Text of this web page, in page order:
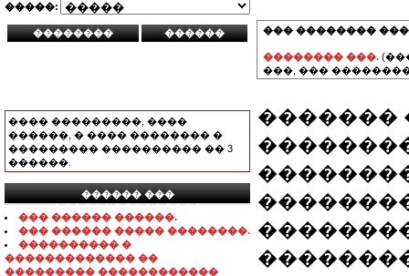
�����:
���� ���������, ����
������, � ���� �������� �
��������� ���������� �� 3
������.
������ ���
���������������
��� ������ ������.
��� ������ ����� ��������.
���������� �
������������� ��
��������� ������������
��� ��������
�������� ���.
���, ���
�������